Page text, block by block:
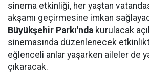
sinema etkinliği, her yaştan
akşamı geçirmesine imkan
Büyükşehir Parkı'nda kurulacak
sinemasında düzenlenecek
eğlenceli anlar yaşarken aileler de
çıkaracak.